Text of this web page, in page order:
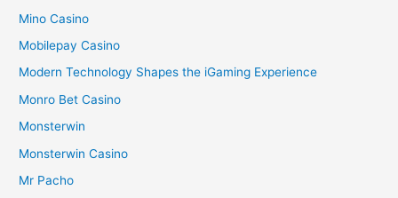
Mino Casino
Mobilepay Casino
Modern Technology Shapes the iGaming Experience
Monro Bet Casino
Monsterwin
Monsterwin Casino
Mr Pacho